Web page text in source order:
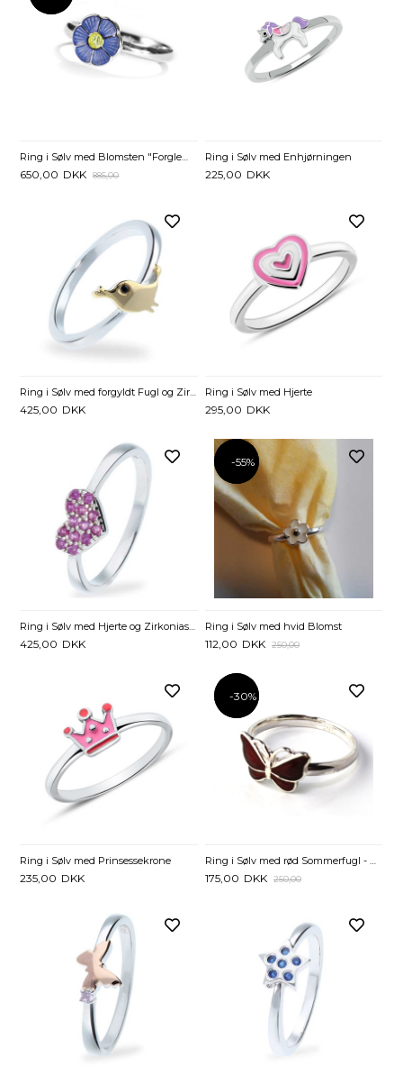
Ring i Sølv med Blomsten "Forglem Mig Ej"
650,00 DKK 885,00
Ring i Sølv med Enhjørningen
225,00 DKK
425,00 DKK
Ring i Sølv med Hjerte
295,00 DKK
Ring i Sølv med Hjerte og Zirkoniasten
425,00 DKK
-55%
-55%
Ring i Sølv med hvid Blomst
112,00 DKK 250,00
Ring i Sølv med Prinsessekrone
235,00 DKK
-30%
-30%
Ring i Sølv med rød Sommerfugl - Kun str. 44
175,00 DKK 250,00